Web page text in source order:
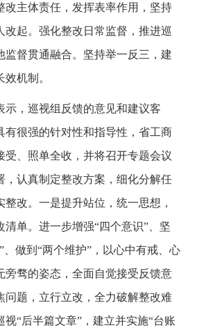
改主体责任，发挥表率作用，坚持
改起。强化整改日常监督，推进巡
监督贯通融合。坚持举一反三，建
机制。
示，巡视组反馈的意见和建议客
有很强的针对性和指导性，省工商
受、照单全收，并将召开专题会议
，认真制定整改方案，细化分解任
整改。一是提升站位，统一思想，
清单。进一步增强“四个意识”、坚
、做到“两个维护”，以心中有戒、心
旁骛的姿态，全面自觉接受反馈意
问题，立行立改，全力破解整改难
视“后半篇文章”，建立并实施“台账